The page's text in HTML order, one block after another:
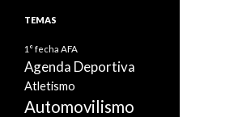
TEMAS
1° fecha AFA
Agenda Deportiva
Atletismo
Automovilismo